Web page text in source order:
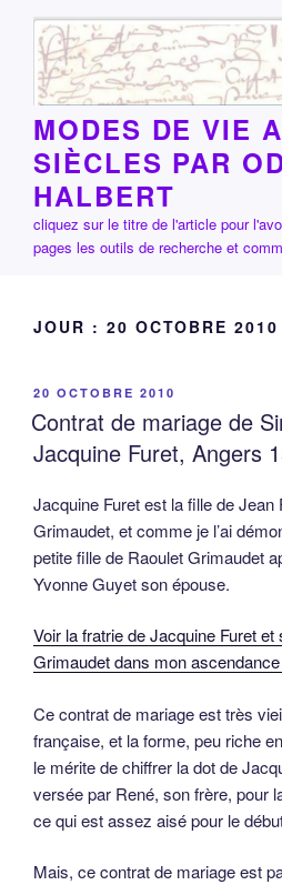
contenu
principal
MODES DE VIE
SIÈCLES PAR
HALBERT
cliquez sur le titre de l'article pour
pages les outils de recherche et
JOUR : 20 OCTOBRE 2010
PUBLIÉ
LE
20 OCTOBRE 2010
Contrat de mariage de
Jacquine Furet, Angers
Jacquine Furet est la fille de Jean
Grimaudet, et comme je l’ai
petite fille de Raoulet Grimaudet
Yvonne Guyet son épouse.
Voir la fratrie de Jacquine Furet
Grimaudet dans mon
Ce contrat de mariage est très
française, et la forme, peu riche
le mérite de chiffrer la dot de
versée par René, son frère, pour
ce qui est assez aisé pour le
Mais, ce contrat de mariage est